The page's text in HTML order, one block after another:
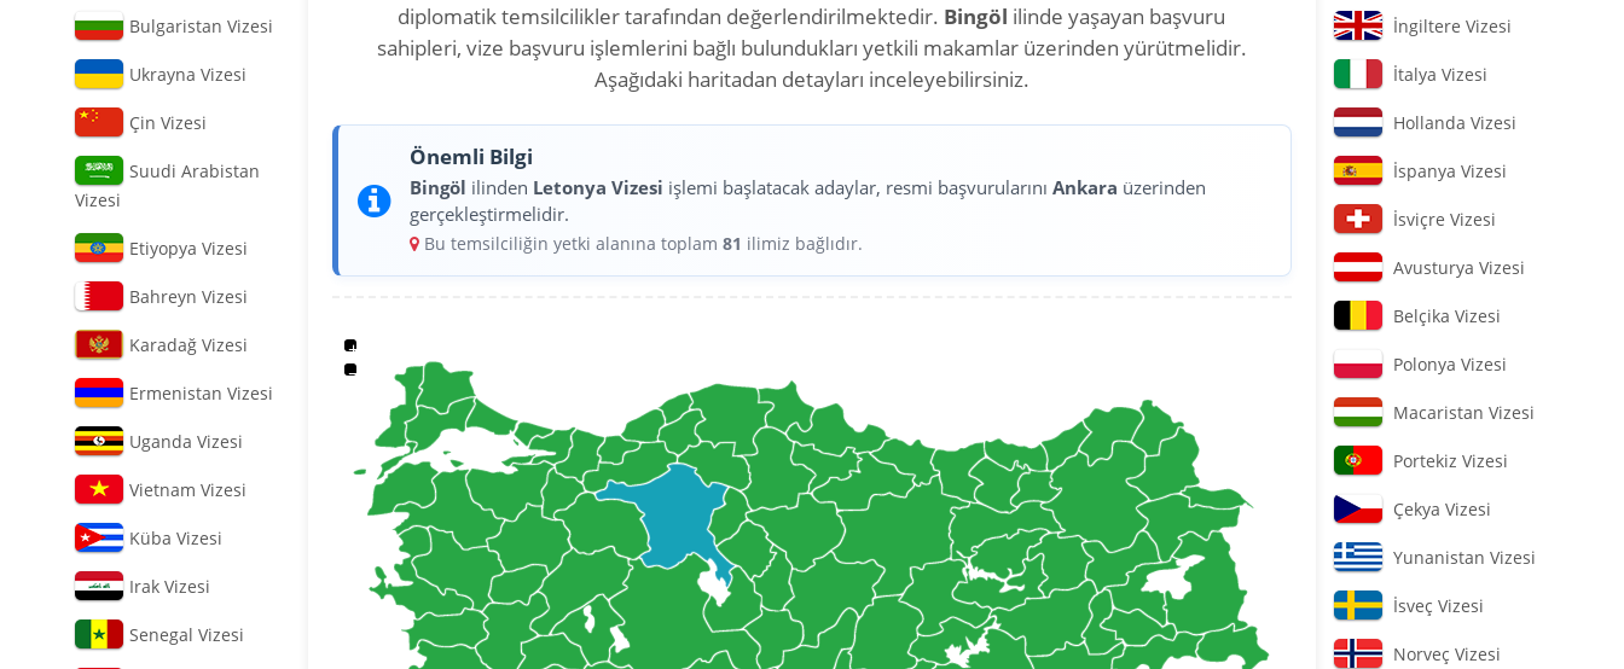
Bulgaristan Vizesi
Ukrayna Vizesi
Çin Vizesi
Suudi Arabistan
Vizesi
Etiyopya Vizesi
Bahreyn Vizesi
Karadağ Vizesi
Ermenistan Vizesi
Uganda Vizesi
Vietnam Vizesi
Küba Vizesi
Irak Vizesi
Senegal Vizesi
diplomatik temsilcilikler tarafından değerlendirilmektedir. Bingöl ilinde yaşayan başvuru
sahipleri, vize başvuru işlemlerini bağlı bulundukları yetkili makamlar üzerinden yürütmelidir.
Aşağıdaki haritadan detayları inceleyebilirsiniz.
Önemli Bilgi
Bingöl ilinden Letonya Vizesi işlemi başlatacak adaylar, resmi başvurularınıAnkara üzerinden
gerçekleştirmelidir.
Bu temsilciliğin yetki alanına toplam81 ilimiz bağlıdır.
+
−
İngiltere Vizesi
İtalya Vizesi
Hollanda Vizesi
İspanya Vizesi
İsviçre Vizesi
Avusturya Vizesi
Belçika Vizesi
Polonya Vizesi
Macaristan Vizesi
Portekiz Vizesi
Çekya Vizesi
Yunanistan Vizesi
İsveç Vizesi
Norveç Vizesi